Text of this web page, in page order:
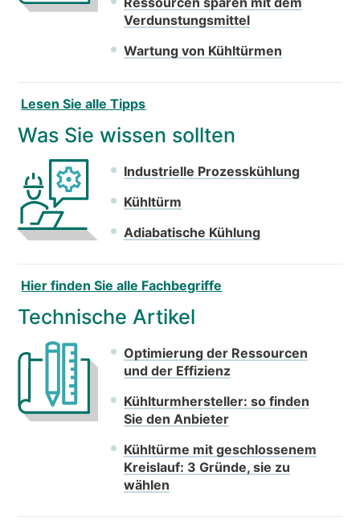
Verdunstungsmittel
Wartung von Kühltürmen
Lesen Sie alle Tipps
Was Sie wissen sollten
Industrielle Prozesskühlung
Kühltürm
Adiabatische Kühlung
Hier finden Sie alle Fachbegriffe
Technische Artikel
Optimierung der Ressourcen
und der Effizienz
Kühlturmhersteller: so finden
Sie den Anbieter
Kühltürme mit geschlossenem
Kreislauf: 3 Gründe, sie zu
wählen